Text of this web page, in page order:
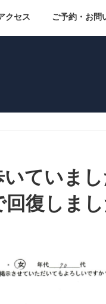
クセス ご予約・お問
ていま
復しまし